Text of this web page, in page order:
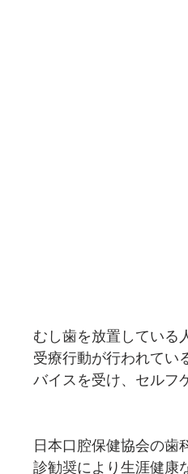
むし歯を放置している
受療行動が行われてい
バイスを受け、セルフ
日本口腔保健協会の歯
診勧奨により生涯健康